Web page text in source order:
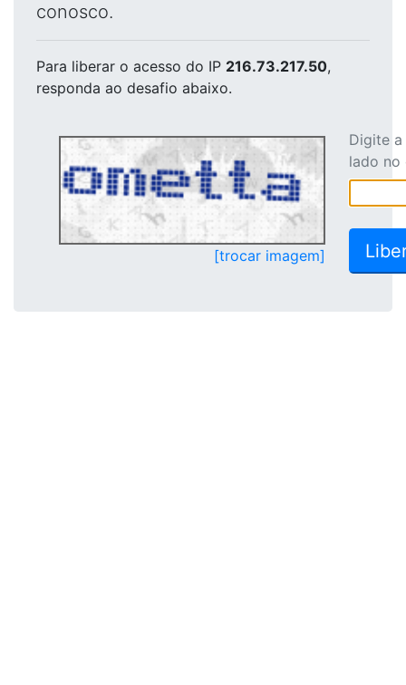
conosco.
Para liberar o acesso do IP 216.73.217.50,
responda ao desafio abaixo.
[trocar imagem]
Digite
lado no